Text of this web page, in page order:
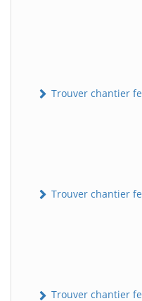
Trouver chantier
Trouver chantier
Trouver chantier